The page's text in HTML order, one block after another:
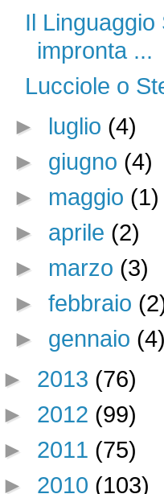
Il
impronta ...
Lucciole o
► luglio (4)
► giugno (4)
► maggio (1)
► aprile (2)
► marzo (3)
►febbraio
► gennaio
► 2013 (76)
► 2012 (99)
► 2011 (75)
► 2010 (103)